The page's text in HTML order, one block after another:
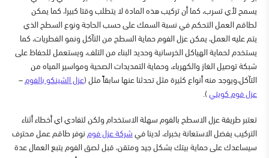
يسمح لأي تسرب، كما أن تركيب هذه المادة لا يتطلب وقتا كبيرا، كما يمكن
لطاقم العمل التحكم في نسبة السمك على حسب الحاجة ونوع السطح الذي
يتم عليه العمل، يمكن عزل الفوم حماية السطح من التآكل ونمو الفطريات، كما
يستخدم لحماية الهياكل الخرسانية وحديد البناء من التلف، ويستعمل للحفاظ على
شبكة توصيل الغاز والكهرباء، وحماية التمديدات الصحية ومواسير المياه من
التآكل،ويوجد منه أنواع كثيرة مثل تحدثنا عنها سابقاً مثل (عزل الشينكو بالفوم–
عزل فوم كويتي).
تعتبر طريقة عزل الاسطح بالفوم سهلة الاستخدام ولكن لتفادي اي أخطاء أثناء
التركيب يفضل الاستعانة بخبراء، لدينا فيشركة عزل فومنوفر طاقم عمل محترف
سيساعدك على حماية بيتك بشكل جيد ومتقن، قبل لصق الفوم يتبع العمال عدة